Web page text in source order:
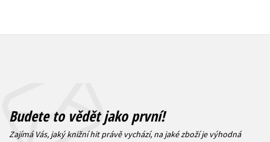
Budete to vědět jako první!
Zajímá Vás, jaký knižní hit právě vychází, na jaké zboží je výhodná